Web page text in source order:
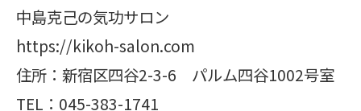
中島克己の気功サロン
https://kikoh-salon.com
住所：新宿区四谷2-3-6 パルム四谷1002号室
TEL：045-383-1741